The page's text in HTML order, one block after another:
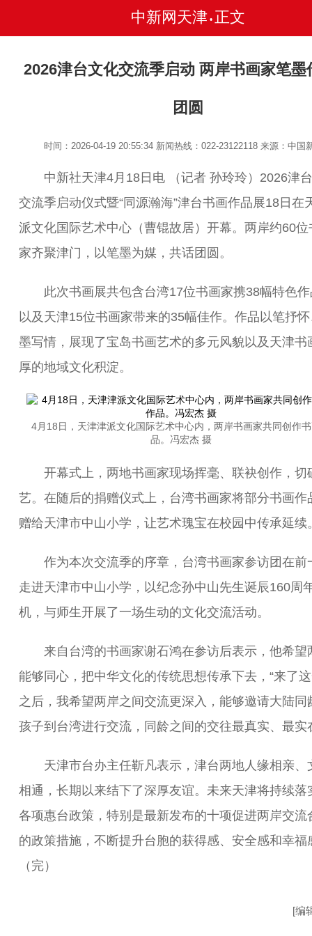
中新网天津 • 正文
2026津台文化交流季启动 两岸书画家笔墨
团圆
时间：2026-04-19 20:55:34 新闻热线：022-23122118来源：中国
中新社天津4月18日电 （记者 孙玲玲）2026津
交流季启动仪式暨“同源瀚海”津台书画作品展18日在
派文化国际艺术中心（曹锟故居）开幕。两岸约60位
家齐聚津门，以笔墨为媒，共话团圆。
此次书画展共包含台湾17位书画家携38幅特色作
以及天津15位书画家带来的35幅佳作。作品以笔抒
墨写情，展现了宝岛书画艺术的多元风貌以及天津书
厚的地域文化积淀。
4月18日，天津津派文化国际艺术中心内，两岸书画家共同创作
品。冯宏杰 摄
开幕式上，两地书画家现场挥毫、联袂创作，切
艺。在随后的捐赠仪式上，台湾书画家将部分书画作
赠给天津市中山小学，让艺术瑰宝在校园中传承延续
作为本次交流季的序章，台湾书画家参访团在前
走进天津市中山小学，以纪念孙中山先生诞辰160周
机，与师生开展了一场生动的文化交流活动。
来自台湾的书画家谢石鸿在参访后表示，他希望
能够同心，把中华文化的传统思想传承下去，“来了
之后，我希望两岸之间交流更深入，能够邀请大陆同
孩子到台湾进行交流，同龄之间的交往最真实、最实
天津市台办主任靳凡表示，津台两地人缘相亲、
相通，长期以来结下了深厚友谊。未来天津将持续落
各项惠台政策，特别是最新发布的十项促进两岸交流
的政策措施，不断提升台胞的获得感、安全感和幸福
（完）
[编